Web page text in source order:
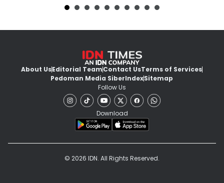
About UsEditorial TeamContact UsTerms of Services
Pedoman Media SiberIndexSitemap
Follow Us
Download
© 2026 IDN. All Rights Reserved.